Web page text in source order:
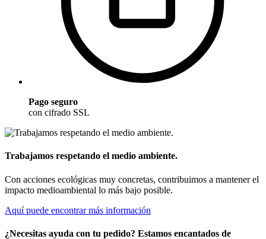
Pago seguro
con cifrado SSL
Trabajamos respetando el medio ambiente.
Con acciones ecológicas muy concretas, contribuimos a mantener el
impacto medioambiental lo más bajo posible.
Aquí puede encontrar más información
¿Necesitas ayuda con tu pedido? Estamos encantados de